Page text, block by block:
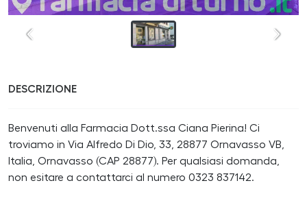
DESCRIZIONE
Benvenuti alla Farmacia Dott.ssa Ciana Pierina! Ci
troviamo in Via Alfredo Di Dio, 33, 28877 Ornavasso VB,
Italia, Ornavasso (CAP 28877). Per qualsiasi domanda,
non esitare a contattarci al numero 0323 837142.